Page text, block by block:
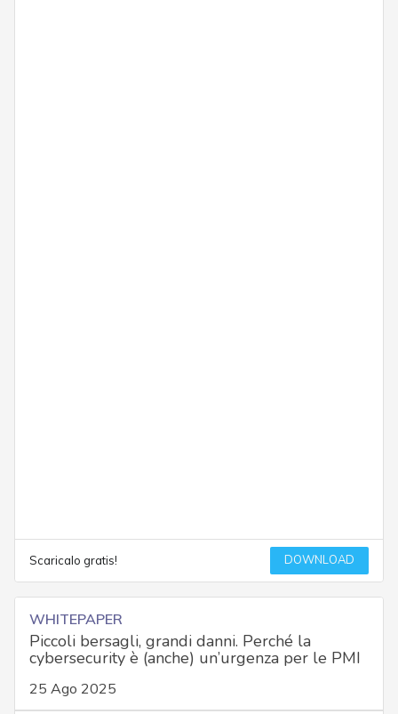
Scaricalo gratis! DOWNLOAD
WHITEPAPER
Piccoli bersagli, grandi danni. Perché la
cybersecurity è (anche) un’urgenza per le PMI
25 Ago 2025